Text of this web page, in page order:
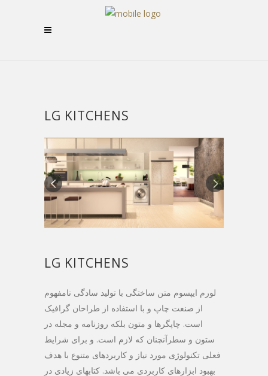
LG KITCHENS
LG KITCHENS
لورم ایپسوم متن ساختگی با تولید سادگی نامفهوم
از صنعت چاپ و با استفاده از طراحان گرافیک
است. چاپگرها و متون بلکه روزنامه و مجله در
ستون و سطرآنچنان که لازم است. و برای شرایط
فعلی تکنولوژی مورد نیاز و کاربردهای متنوع با هدف
بهبود ابزارهای کاربردی می باشد. کتابهای زیادی در